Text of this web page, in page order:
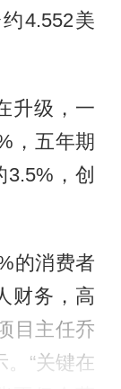
4.552美
升级，一
，五年期
，创
的消费者
财务，高
目主任乔
“关键在